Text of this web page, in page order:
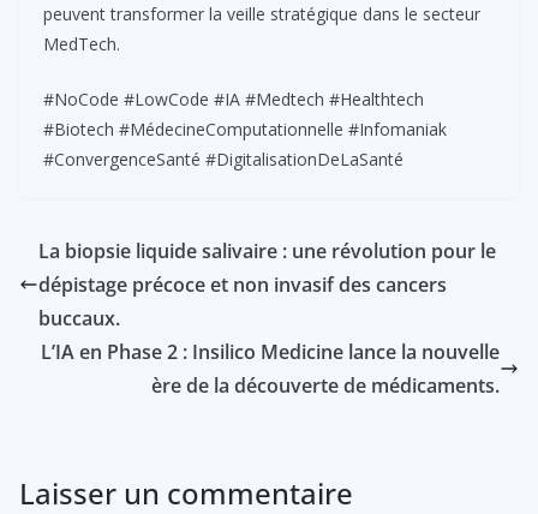
peuvent transformer la veille stratégique dans le secteur
MedTech.
#NoCode #LowCode #IA #Medtech #Healthtech
#Biotech #MédecineComputationnelle #Infomaniak
#ConvergenceSanté #DigitalisationDeLaSanté
La biopsie liquide salivaire : une révolution pour le
dépistage précoce et non invasif des cancers
buccaux.
L’IA en Phase 2 : Insilico Medicine lance la nouvelle
ère de la découverte de médicaments.
Laisser un commentaire